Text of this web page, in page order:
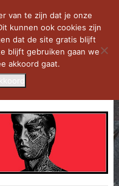
van te zijn dat je onze
kunnen ook cookies zijn
dat de site gratis blijft
blijft gebruiken gaan we
akkoord gaat.